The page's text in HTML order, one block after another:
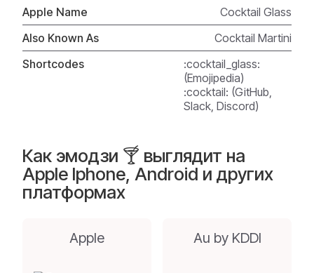
Apple Name
Cocktail Glass
Also Known As
Cocktail Martini
Shortcodes
:cocktail_glass:
(Emojipedia)
:cocktail: (GitHub,
Slack, Discord)
Как эмодзи 🍸 выглядит на
Apple Iphone, Android и других
платформах
Apple Au by KDDI